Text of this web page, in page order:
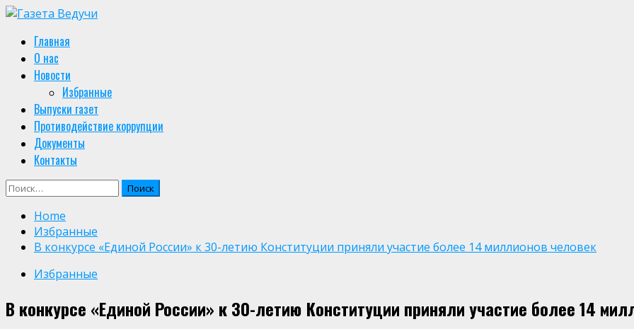
Skip
content
Primary
Menu
Главная
О нас
Новости
Избранные
Выпуски газет
Противодействие коррупции
Документы
Контакты
Найти:
Home
Избранные
В конкурсе «Единой России» к 30-летию Конституции приняли участие более 14 миллионов человек
Избранные
В конкурсе «Единой России» к 30-летию Конституции приняли участие более 14